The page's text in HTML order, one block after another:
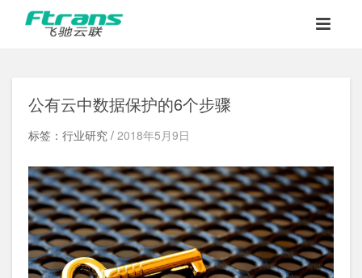
公有云中数据保护的6个步骤
标签：行业研究 / 2018年5月9日